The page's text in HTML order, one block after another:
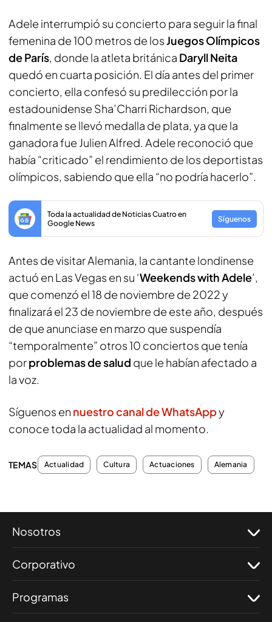
Adele interrumpió su concierto para seguir la final
femenina de 100 metros de losJuegos Olímpicos
de París, donde la atleta británica Daryll Neita
quedó en cuarta posición. El día antes del primer
concierto, ella confesó su predilección por la
estadounidense Sha’Charri Richardson, que
finalmente se llevó medalla de plata, ya que la
ganadora fue Julien Alfred. Adele reconoció que
había “criticado” el rendimiento de los deportistas
olímpicos, sabiendo que ella “no podría hacerlo”.
Toda la actualidad de Noticias Cuatro en
Google News
Síguenos
Antes de visitar Alemania, la cantante londinense
actuó en Las Vegas en su ‘Weekends with Adele’,
que comenzó el 18 de noviembre de 2022 y
finalizará el 23 de noviembre de este año, después
de que anunciase en marzo que suspendía
“temporalmente” otros 10 conciertos que tenía
porproblemas de salud que le habían afectado a
la voz.
Síguenos en nuestro canal de WhatsAppy
conoce toda la actualidad al momento.
TEMAS Actualidad Cultura Actuaciones Alemania
Nosotros
Corporativo
Programas